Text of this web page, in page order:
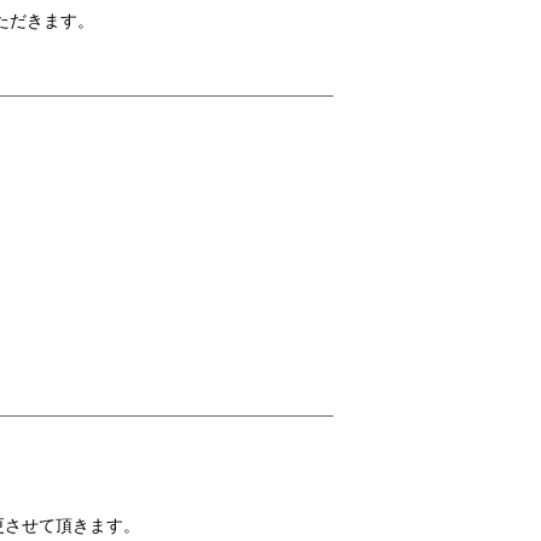
きます。
せて頂きます。